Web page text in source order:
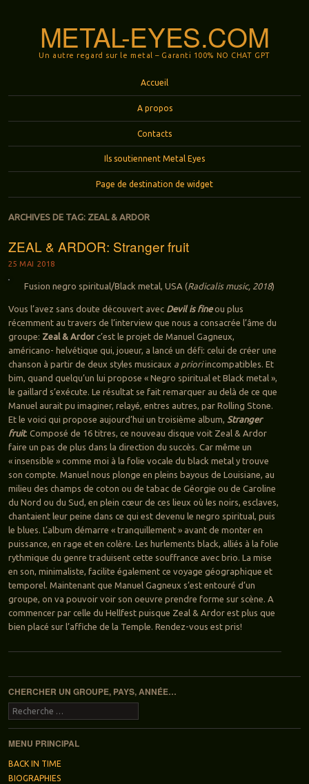
METAL-EYES.COM
Un autre regard sur le metal – Garanti 100% NO CHAT GPT
Accueil
A propos
Contacts
Ils soutiennent Metal Eyes
Page de destination de widget
ARCHIVES DE TAG: ZEAL & ARDOR
ZEAL & ARDOR: Stranger fruit
25 MAI 2018
Fusion negro spiritual/Black metal, USA (Radicalis music, 2018)
Vous l’avez sans doute découvert avec Devil is fineou plus
récemment au travers de l’interview que nous a consacrée l’âme du
groupe: Zeal & Ardor c’est le projet de Manuel Gagneux,
américano- helvétique qui, joueur, a lancé un défi: celui de créer une
chanson à partir de deux styles musicaux a prioriincompatibles. Et
bim, quand quelqu’un lui propose « Negro spiritual et Black metal »,
le gaillard s’exécute. Le résultat se fait remarquer au delà de ce que
Manuel aurait pu imaginer, relayé, entres autres, par Rolling Stone.
Et le voici qui propose aujourd’hui un troisième album, Stranger
fruit. Composé de 16 titres, ce nouveau disque voit Zeal & Ardor
faire un pas de plus dans la direction du succès. Car même un
« insensible » comme moi à la folie vocale du black metal y trouve
son compte. Manuel nous plonge en pleins bayous de Louisiane, au
milieu des champs de coton ou de tabac de Géorgie ou de Caroline
du Nord ou du Sud, en plein cœur de ces lieux où les noirs, esclaves,
chantaient leur peine dans ce qui est devenu le negro spiritual, puis
le blues. L’album démarre « tranquillement » avant de monter en
puissance, en rage et en colère. Les hurlements black, alliés à la folie
rythmique du genre traduisent cette souffrance avec brio. La mise
en son, minimaliste, facilite également ce voyage géographique et
temporel. Maintenant que Manuel Gagneux s’est entouré d’un
groupe, on va pouvoir voir son oeuvre prendre forme sur scène. A
commencer par celle du Hellfest puisque Zeal & Ardor est plus que
bien placé sur l’affiche de la Temple. Rendez-vous est pris!
Navigation des articles
CHERCHER UN GROUPE, PAYS, ANNÉE…
Recherche
MENU PRINCIPAL
BACK IN TIME
BIOGRAPHIES